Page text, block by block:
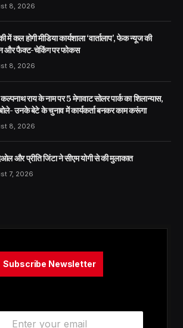
8, 2026
में कल होगी मीडिया कार्यशाला ‘वार्तालाप’, फेक न्यूज की
और फैक्ट-चेकिंग पर फोकस
8, 2026
राय के नाम पर 5 मेगावाट सोलर पार्क का शिलान्यास,
उनके बेटे के चुनाव में कार्यकर्ता बनकर काम करूंगा
8, 2026
और प्रीति जिंटा ने सीएम योगी से की मुलाकात
7, 2026
Subscribe Newsletter